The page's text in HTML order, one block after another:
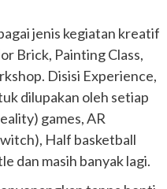
jenis kegiatan kreatif
Brick, Painting Class,
Disisi Experience,
dilupakan oleh setiap
games, AR
Half basketball
dan masih banyak lagi.
istimewa dengan peluncuran
mengangkat kembali sejumlah